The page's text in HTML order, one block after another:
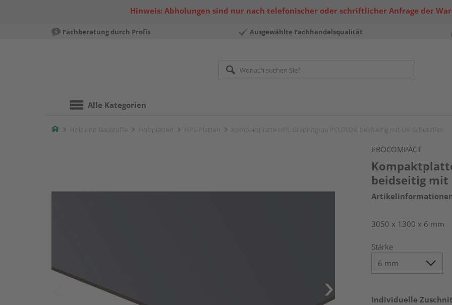
Hinweis: Abholungen sind nur nach telefonischer oder schriftlicher Anfrage der
Fachberatung durch Profis Ausgewählte Fachhandelsqualität
Alle Kategorien
Home
PROCOMPACT
beidseitig mit
3050 x 1300 x 6 mm
Stärke
Individuelle